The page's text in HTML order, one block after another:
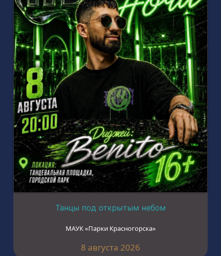
Танцы под открытым небом
МАУК «Парки Красногорска»
8 августа 2026